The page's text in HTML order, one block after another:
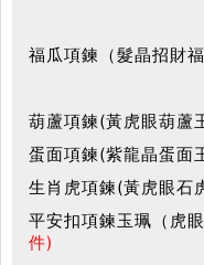
福瓜項鍊（髮晶招財
葫蘆項鍊(黃虎眼葫蘆
蛋面項鍊(紫龍晶蛋面
生肖虎項鍊(黃虎眼石
平安扣項鍊玉珮（虎
件)